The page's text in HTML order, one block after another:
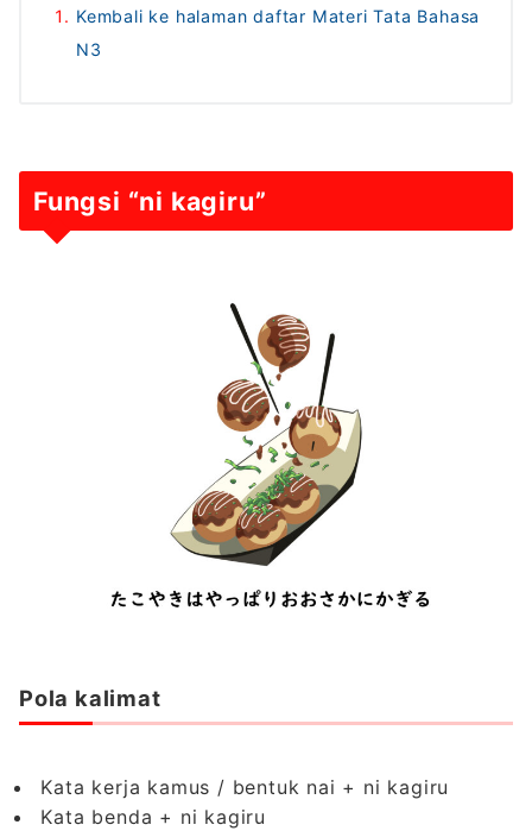
Kembali ke halaman daftar Materi Tata Bahasa
N3
Fungsi “ni kagiru”
Pola kalimat
Kata kerja kamus / bentuk nai + ni kagiru
Kata benda + ni kagiru